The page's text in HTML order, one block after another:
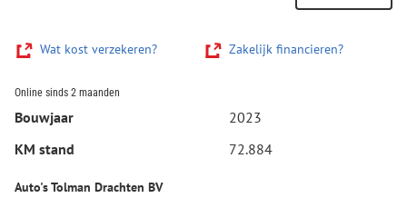
Wat kost verzekeren? Zakelijk financieren?
Online sinds 2 maanden
Bouwjaar
2023
KM stand
72.884
Auto's Tolman Drachten BV